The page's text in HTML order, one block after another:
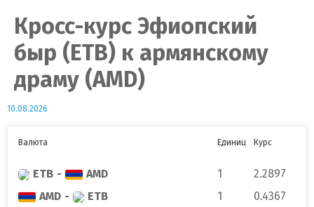
Кросс-курс Эфиопский
быр (ETB) к армянскому
драму (AMD)
10.08.2026
Валюта Единиц Курс
ETB - AMD 1
2.2897
AMD - ETB 1 0.4367